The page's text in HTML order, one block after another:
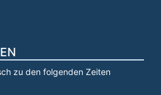
zu den folgenden Zeiten